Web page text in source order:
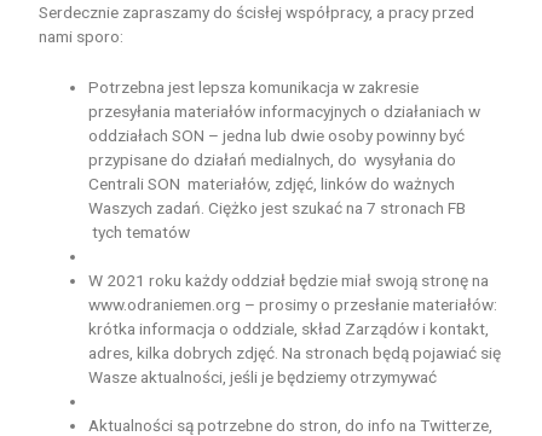
Serdecznie zapraszamy do ścisłej współpracy, a pracy przed
nami sporo:
Potrzebna jest lepsza komunikacja w zakresie
przesyłania materiałów informacyjnych o działaniach w
oddziałach SON – jedna lub dwie osoby powinny być
przypisane do działań medialnych, do wysyłania do
Centrali SON materiałów, zdjęć, linków do ważnych
Waszych zadań. Ciężko jest szukać na 7 stronach FB
tych tematów
W 2021 roku każdy oddział będzie miał swoją stronę na
www.odraniemen.org – prosimy o przesłanie materiałów:
krótka informacja o oddziale, skład Zarządów i kontakt,
adres, kilka dobrych zdjęć. Na stronach będą pojawiać się
Wasze aktualności, jeśli je będziemy otrzymywać
Aktualności są potrzebne do stron, do info na Twitterze,